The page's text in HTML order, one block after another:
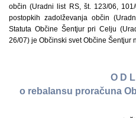
občin (Uradni list RS, št. 123/06,
postopkih zadolževanja občin
Statuta Občine Šentjur pri Celju
26/07) je Občinski svet Občine Šentjur
O D
o rebalansu proračuna